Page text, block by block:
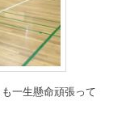
一生懸命頑張って